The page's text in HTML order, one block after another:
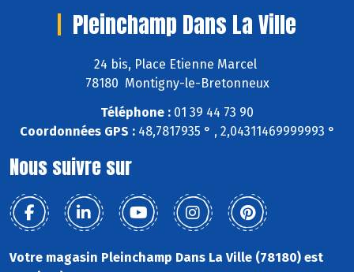
Pleinchamp Dans La Ville
24 bis, Place Etienne Marcel
78180 Montigny-le-Bretonneux
Téléphone : 01 39 44 73 90
Coordonnées GPS :48,7817935 ° , 2,04311469999993 °
Nous suivre sur
Votre magasin Pleinchamp Dans La Ville (78180) est